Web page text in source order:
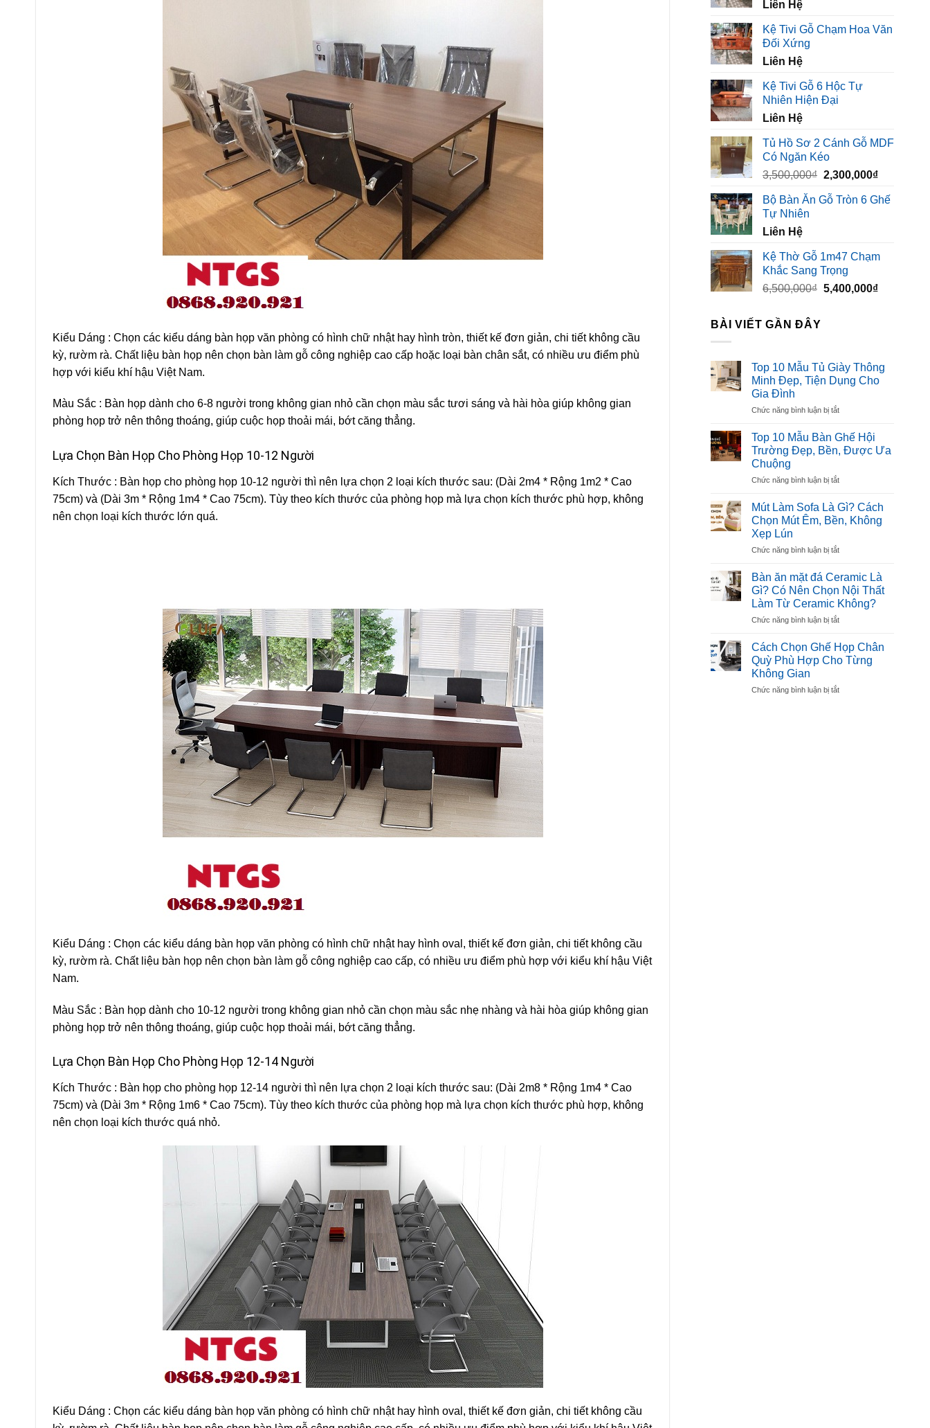
Kiểu Dáng : Chọn các kiểu dáng bàn họp văn phòng có hình chữ nhật hay hình tròn, thiết kế đơn giản, chi tiết không cầu
kỳ, rườm rà. Chất liệu bàn họp nên chọn bàn làm gỗ công nghiệp cao cấp hoặc loại bàn chân sắt, có nhiều ưu điểm phù
hợp với kiểu khí hậu Việt Nam.
Màu Sắc : Bàn họp dành cho 6-8 người trong không gian nhỏ cần chọn màu sắc tươi sáng và hài hòa giúp không gian
phòng họp trở nên thông thoáng, giúp cuộc họp thoải mái, bớt căng thẳng.
Lựa Chọn Bàn Họp Cho Phòng Họp 10-12 Người
Kích Thước : Bàn họp cho phòng họp 10-12 người thì nên lựa chọn 2 loại kích thước sau: (Dài 2m4 * Rộng 1m2 * Cao
75cm) và (Dài 3m * Rộng 1m4 * Cao 75cm). Tùy theo kích thước của phòng họp mà lựa chọn kích thước phù hợp, không
nên chọn loại kích thước lớn quá.
Kiểu Dáng : Chọn các kiểu dáng bàn họp văn phòng có hình chữ nhật hay hình oval, thiết kế đơn giản, chi tiết không cầu
kỳ, rườm rà. Chất liệu bàn họp nên chọn bàn làm gỗ công nghiệp cao cấp, có nhiều ưu điểm phù hợp với kiểu khí hậu Việt
Nam.
Màu Sắc : Bàn họp dành cho 10-12 người trong không gian nhỏ cần chọn màu sắc nhẹ nhàng và hài hòa giúp không gian
phòng họp trở nên thông thoáng, giúp cuộc họp thoải mái, bớt căng thẳng.
Lựa Chọn Bàn Họp Cho Phòng Họp 12-14 Người
Kích Thước : Bàn họp cho phòng họp 12-14 người thì nên lựa chọn 2 loại kích thước sau: (Dài 2m8 * Rộng 1m4 * Cao
75cm) và (Dài 3m * Rộng 1m6 * Cao 75cm). Tùy theo kích thước của phòng họp mà lựa chọn kích thước phù hợp, không
nên chọn loại kích thước quá nhỏ.
Kiểu Dáng : Chọn các kiểu dáng bàn họp văn phòng có hình chữ nhật hay hình oval, thiết kế đơn giản, chi tiết không cầu
Liên Hệ
Kệ Tivi Gỗ Chạm Hoa Văn
Đối Xứng
Liên Hệ
Kệ Tivi Gỗ 6 Hộc Tự
Nhiên Hiện Đại
Liên Hệ
Tủ Hồ Sơ 2 Cánh Gỗ MDF
Có Ngăn Kéo
3,500,000₫ Giá
là:
2,300,000₫Giá
tại
Bộ Bàn Ăn Gỗ Tròn 6 Ghế
Tự Nhiên
Liên Hệ
Kệ Thờ Gỗ 1m47 Chạm
Khắc Sang Trọng
6,500,000₫ Giá
5,400,000₫Giá
BÀI VIẾT GẦN ĐÂY
Top 10 Mẫu Tủ Giày Thông
Minh Đẹp, Tiện Dụng Cho
Gia Đình
Chức năng bình luận bị tắtở
10
Mẫu
Tủ
Thông
Đẹp,
Tiện
Dụng
Gia
Top 10 Mẫu Bàn Ghế Hội
Trường Đẹp, Bền, Được Ưa
Chuộng
Chức năng bình luận bị tắtở
10
Mẫu
Bàn
Hội
Đẹp,
Bền,
Được
Ưa
Chuộng
Mút Làm Sofa Là Gì? Cách
Chọn Mút Êm, Bền, Không
Xẹp Lún
Chức năng bình luận bị tắtở
Sofa
Là
Gì?
Cách
Mút
Êm,
Bền,
Xẹp
Bàn ăn mặt đá Ceramic Là
Gì? Có Nên Chọn Nội Thất
Làm Từ Ceramic Không?
Chức năng bình luận bị tắtở
ăn
mặt
đá
Là
Cách Chọn Ghế Họp Chân
Quỳ Phù Hợp Cho Từng
Không Gian
Chức năng bình luận bị tắtở